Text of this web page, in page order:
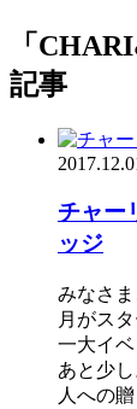
「
記事
チャー
ッジ
みなさ
月がス
一大イ
あと少
人への